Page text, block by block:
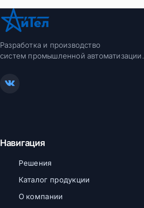
Разработка и производство
систем промышленной автоматизации.
Навигация
Решения
Каталог продукции
О компании